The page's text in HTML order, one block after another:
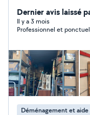
Voisins pour : - Petit
Montage de
de colis ou de
Efficace et discret,
soin apporté aux
votre environnement. Au plaisir de vous aider si je
Dominique
Dernier avis laissé
Il y a 3 mois
Professionnel et
Déménagement et